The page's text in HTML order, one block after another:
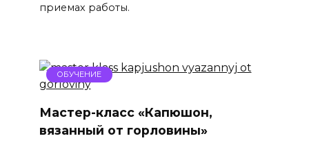
приемах работы.
ОБУЧЕНИЕ
Мастер-класс «Капюшон,
вязанный от горловины»